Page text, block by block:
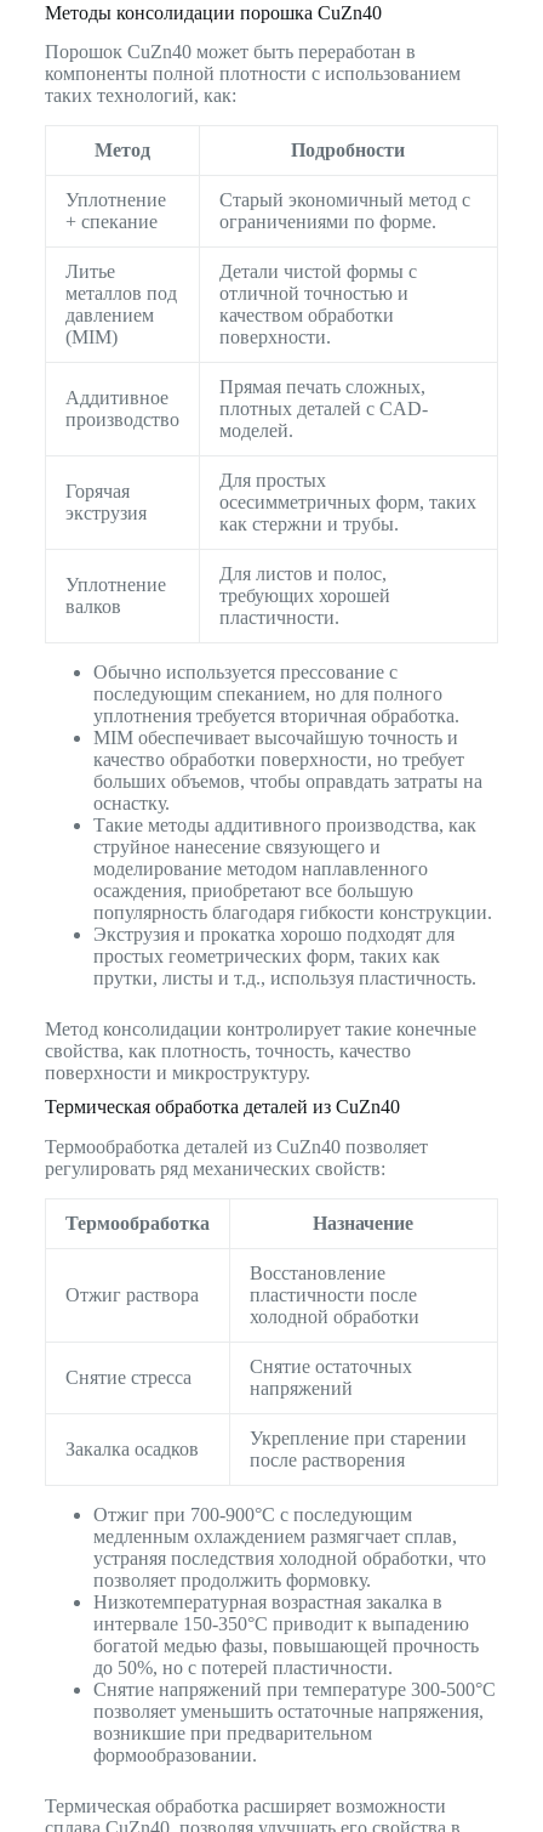
Методы консолидации порошка CuZn40
Порошок CuZn40 может быть переработан в
компоненты полной плотности с использованием
таких технологий, как:
Метод Подробности
Уплотнение
+ спекание
Старый экономичный метод с
ограничениями по форме.
Литье
металлов под
давлением
(MIM)
Детали чистой формы с
отличной точностью и
качеством обработки
поверхности.
Аддитивное
производство
Прямая печать сложных,
плотных деталей с CAD-
моделей.
Горячая
экструзия
Для простых
осесимметричных форм, таких
как стержни и трубы.
Уплотнение
валков
Для листов и полос,
требующих хорошей
пластичности.
Обычно используется прессование с
последующим спеканием, но для полного
уплотнения требуется вторичная обработка.
MIM обеспечивает высочайшую точность и
качество обработки поверхности, но требует
больших объемов, чтобы оправдать затраты на
оснастку.
Такие методы аддитивного производства, как
струйное нанесение связующего и
моделирование методом наплавленного
осаждения, приобретают все большую
популярность благодаря гибкости конструкции.
Экструзия и прокатка хорошо подходят для
простых геометрических форм, таких как
прутки, листы и т.д., используя пластичность.
Метод консолидации контролирует такие конечные
свойства, как плотность, точность, качество
поверхности и микроструктуру.
Термическая обработка деталей из CuZn40
Термообработка деталей из CuZn40 позволяет
регулировать ряд механических свойств:
Термообработка Назначение
Отжиг раствора
Восстановление
пластичности после
холодной обработки
Снятие стресса
Снятие остаточных
напряжений
Закалка осадков
Укрепление при старении
после растворения
Отжиг при 700-900°С с последующим
медленным охлаждением размягчает сплав,
устраняя последствия холодной обработки, что
позволяет продолжить формовку.
Низкотемпературная возрастная закалка в
интервале 150-350°С приводит к выпадению
богатой медью фазы, повышающей прочность
до 50%, но с потерей пластичности.
Снятие напряжений при температуре 300-500°C
позволяет уменьшить остаточные напряжения,
возникшие при предварительном
формообразовании.
Термическая обработка расширяет возможности